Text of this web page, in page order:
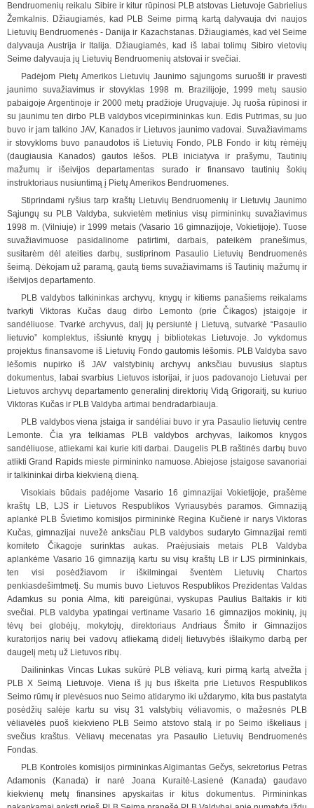
Bendruomenių reikalu Sibire ir kitur rūpinosi PLB atstovas Lietuvoje Gabrielius
Žemkalnis. Džiaugiamės, kad PLB Seime pirmą kartą dalyvauja dvi naujos
Lietuvių Bendruomenės - Danija ir Kazachstanas. Džiaugiamės, kad vėl Seime
dalyvauja Austrija ir Italija. Džiaugiamės, kad iš labai tolimų Sibiro vietovių
Seime dalyvauja jų Lietuvių Bendruomenių atstovai ir svečiai.
Padėjom Pietų Amerikos Lietuvių Jaunimo sąjungoms suruošti ir pravesti
jaunimo suvažiavimus ir stovyklas 1998 m. Brazilijoje, 1999 metų sausio
pabaigoje Argentinoje ir 2000 metų pradžioje Urugvajuje. Jų ruoša rūpinosi ir
su jaunimu ten dirbo PLB valdybos vicepirmininkas kun. Edis Putrimas, su juo
buvo ir jam talkino JAV, Kanados ir Lietuvos jaunimo vadovai. Suvažiavimams
ir stovykloms buvo panaudotos iš Lietuvių Fondo, PLB Fondo ir kitų rėmėjų
(daugiausia Kanados) gautos lėšos. PLB iniciatyva ir prašymu, Tautinių
mažumų ir išeivijos departamentas surado ir finansavo tautinių šokių
instruktoriaus nusiuntimą į Pietų Amerikos Bendruomenes.
Stiprindami ryšius tarp kraštų Lietuvių Bendruomenių ir Lietuvių Jaunimo
Sąjungų su PLB Valdyba, sukvietėm metinius visų pirmininkų suvažiavimus
1998 m. (Vilniuje) ir 1999 metais (Vasario 16 gimnazijoje, Vokietijoje). Tuose
suvažiavimuose pasidalinome patirtimi, darbais, pateikėm pranešimus,
susitarėm dėl ateities darbų, sustiprinom Pasaulio Lietuvių Bendruomenės
šeimą. Dėkojam už paramą, gautą tiems suvažiavimams iš Tautinių mažumų ir
išeivijos departamento.
PLB valdybos talkininkas archyvų, knygų ir kitiems panašiems reikalams
tvarkyti Viktoras Kučas daug dirbo Lemonto (prie Čikagos) įstaigoje ir
sandėliuose. Tvarkė archyvus, dalį jų persiuntė į Lietuvą, sutvarkė “Pasaulio
lietuvio” komplektus, išsiuntė knygų į bibliotekas Lietuvoje. Jo vykdomus
proje ktus finansavome iš Lietuvių Fondo gautomis lėšomis. PLB Valdyba savo
lėšomis nupirko iš JAV valstybinių archyvų anksčiau buvusius slaptus
dokumentus, labai svarbius Lietuvos istorijai, ir juos padovanojo Lietuvai per
Lietuvos archyvų departamento generalinį direktorių Vidą Grigoraitį, su kuriuo
Viktoras Kučas ir PLB Valdyba artimai bendradarbiauja.
PLB valdybos viena įstaiga ir sandėliai buvo ir yra Pasaulio lietuvių centre
Lemonte. Čia yra telkiamas PLB valdybos archyvas, laikomos knygos
sandėliuose, atliekami kai kurie kiti darbai. Daugelis PLB raštinės darbų buvo
atlikti Grand Rapids mieste pirmininko namuose. Abiejose įstaigose savanoriai
ir talkininkai dirba kiekvieną dieną.
Visokiais būdais padėjome Vasario 16 gimnazijai Vokietijoje, prašėme
kraštų LB, LJS ir Lietuvos Respublikos Vyriausybės paramos. Gimnaziją
aplankė PLB Švietimo komisijos pirmininkė Regina Kučienė ir narys Viktoras
Kučas, gimnazijai nuvežė anksčiau PLB valdybos sudaryto Gimnazijai remti
komiteto Čikagoje surinktas aukas. Praėjusiais metais PLB Valdyba
aplankėme Vasario 16 gimnaziją kartu su visų kraštų LB ir LJS pirmininkais,
ten visi posėdžiavom ir iškilmingai šventėm Lietuvių Chartos
penkiasdešimtmetį. Su mumis buvo Lietuvos Respublikos Prezidentas Valdas
Adamkus su ponia Alma, kiti pareigūnai, vyskupas Paulius Baltakis ir kiti
svečiai. PLB valdyba ypatingai vertiname Vasario 16 gimnazijos mokinių, jų
tėvų bei globėjų, mokytojų, direktoriaus Andriaus Šmito ir Gimnazijos
kuratorijos narių bei vadovų atliekamą didelį lietuvybės išlaikymo darbą per
daugelį metų už Lietuvos ribų.
Dailininkas Vincas Lukas sukūrė PLB vėliavą, kuri pirmą kartą atvežta į
PLB X Seimą Lietuvoje. Viena iš jų bus iškelta prie Lietuvos Respublikos
Seimo rūmų ir plevėsuos nuo Seimo atidarymo iki uždarymo, kita bus pastatyta
posėdžių salėje kartu su visų 31 valstybių vėliavomis, o mažesnės PLB
vėliavėlės puoš kiekvieno PLB Seimo atstovo stalą ir po Seimo iškeliaus į
svečius kraštus. Vėliavų mecenatas yra Pasaulio Lietuvių Bendruomenės
Fondas.
PLB Kontrolės komisijos pirmininkas Algimantas Gečys, sekretorius Petras
Adamonis (Kanada) ir narė Joana Kuraitė-Lasienė (Kanada) gaudavo
kiekvienų metų finansines apyskaitas ir kitus dokumentus. Pirmininkas